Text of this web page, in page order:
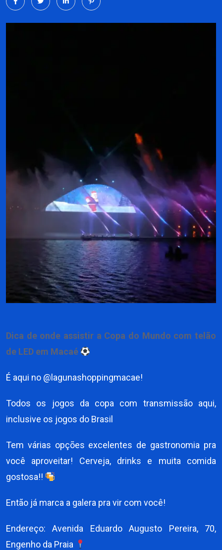
Dica de onde assistir a Copa do Mundo com telão
de LED em Macaé
É aqui no @lagunashoppingmacae!
Todos os jogos da copa com transmissão aqui,
inclusive os jogos do Brasil
Tem várias opções excelentes de gastronomia pra
você aproveitar! Cerveja, drinks e muita comida
gostosa!!
Então já marca a galera pra vir com você!
Endereço: Avenida Eduardo Augusto Pereira, 70,
Engenho da Praia